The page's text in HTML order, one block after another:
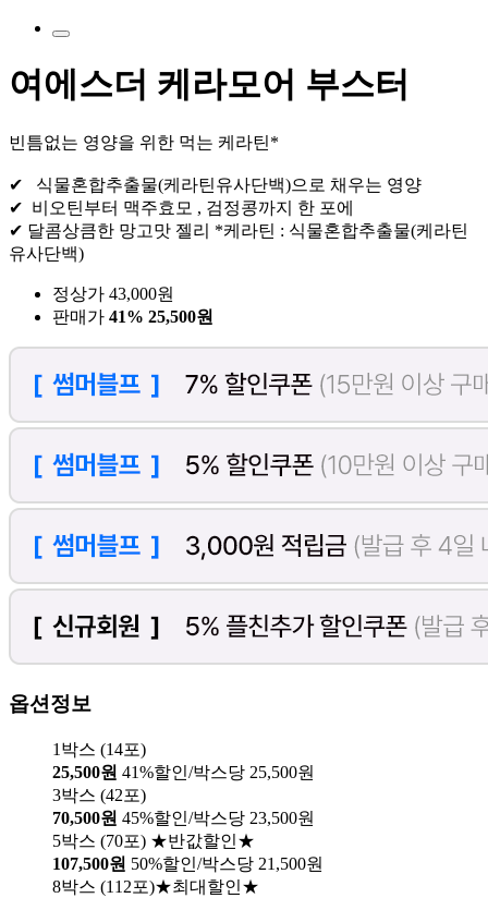
여에스더 케라모어 부스터
빈틈없는 영양을 위한 먹는 케라틴*
✔ 식물혼합추출물(케라틴유사단백)으로 채우는 영양
✔ 비오틴부터 맥주효모 , 검정콩까지 한 포에
✔ 달콤상큼한 망고맛 젤리 *케라틴 : 식물혼합추출물(케라틴
유사단백)
정상가 43,000원
판매가 41% 25,500원
옵션정보
1박스 (14포)
25,500원 41%할인/박스당 25,500원
3박스 (42포)
70,500원 45%할인/박스당 23,500원
5박스 (70포) ★반값할인★
107,500원 50%할인/박스당 21,500원
8박스 (112포)★최대할인★